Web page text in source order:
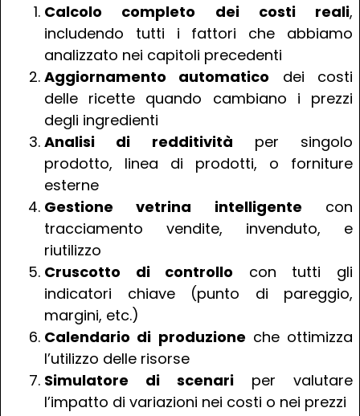
Calcolo completo dei costi reali,
includendo tutti i fattori che abbiamo
analizzato nei capitoli precedenti
Aggiornamento automatico dei costi
delle ricette quando cambiano i prezzi
degli ingredienti
Analisi di redditività per singolo
prodotto, linea di prodotti, o forniture
esterne
Gestione vetrina intelligente con
tracciamento vendite, invenduto, e
riutilizzo
Cruscotto di controllo con tutti gli
indicatori chiave (punto di pareggio,
margini, etc.)
Calendario di produzione che ottimizza
l’utilizzo delle risorse
Simulatore di scenari per valutare
l’impatto di variazioni nei costi o nei prezzi